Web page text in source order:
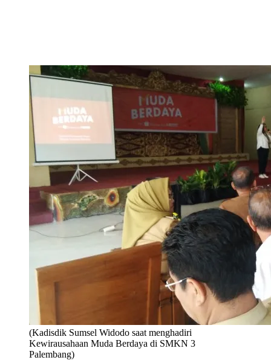
(Kadisdik Sumsel Widodo saat menghadiri
Kewirausahaan Muda Berdaya di SMKN 3
Palembang)